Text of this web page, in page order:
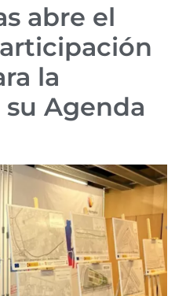
abre el
la
Agenda